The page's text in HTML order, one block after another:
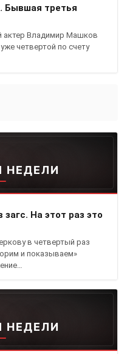
Бывшая третья
актер Владимир Машков
четвертой по счету
НЕДЕЛИ
На этот раз это
в четвертый раз
и показываем»
НЕДЕЛИ